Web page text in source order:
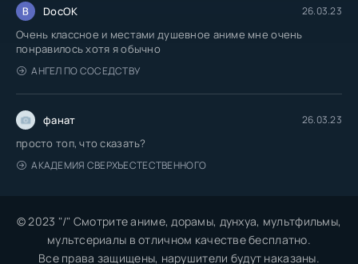
DocOK 26.03.23
Очень классное и местами душевное аниме мне очень
понравилось хотя я обычно
АНГЕЛ ПО СОСЕДСТВУ
фанат 26.03.23
просто топ, что сказать?
АКАДЕМИЯ СВЕРХЪЕСТЕСТВЕННОГО
© 2023 "/" Смотрите аниме, дорамы, дунхуа, мультфильмы,
мультсериалы в отличном качестве бесплатно.
Все права защищены, нарушители будут наказаны.